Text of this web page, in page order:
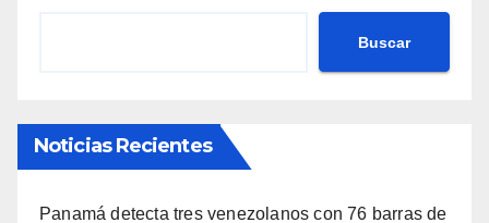
Buscar
Noticias Recientes
Panamá detecta tres venezolanos con 76 barras de